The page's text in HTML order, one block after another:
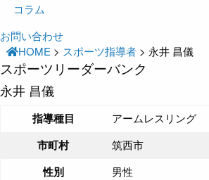
コラム
お問い合わせ
HOME > スポーツ指導者 > 永井 昌儀
スポーツリーダーバンク
永井 昌儀
指導種目 アームレスリング
市町村 筑西市
性別 男性